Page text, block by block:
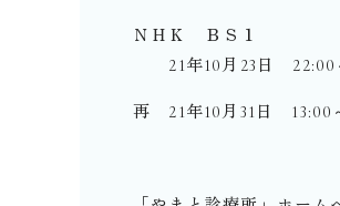
ＮＨＫ ＢＳ１
21年10月23日 22:00
再 21年10月31日 13:00